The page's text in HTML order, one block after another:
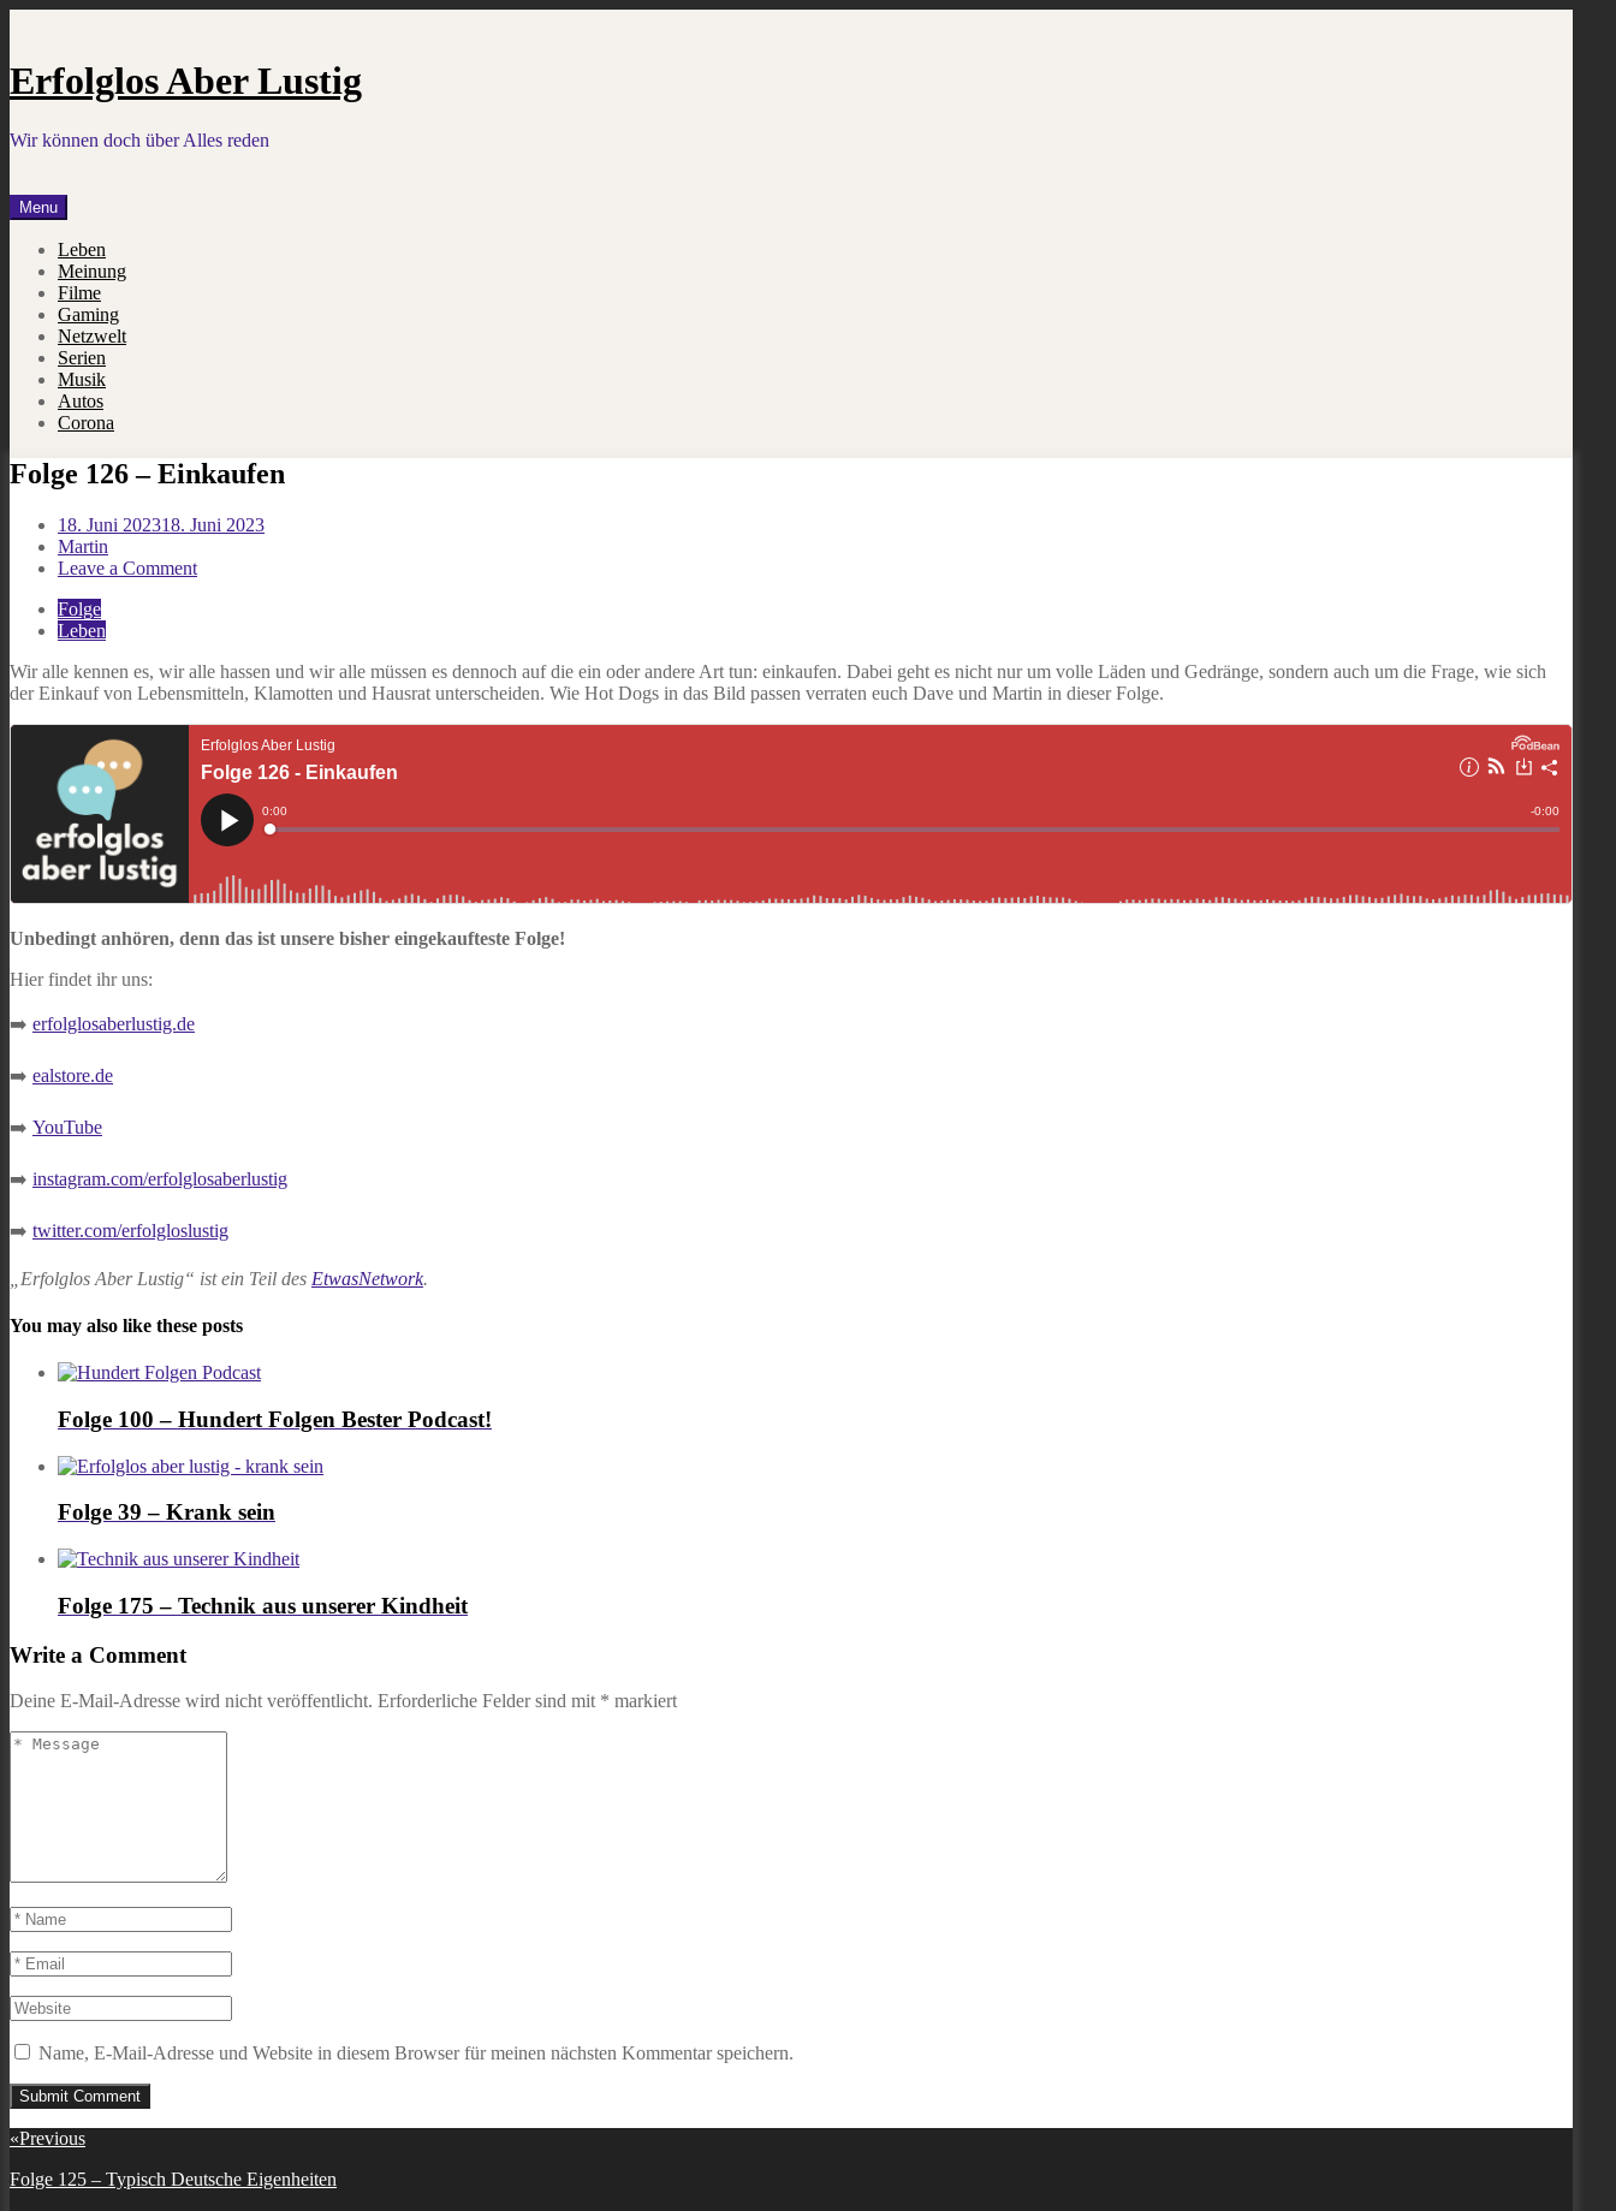
Erfolglos Aber Lustig
Wir können doch über Alles reden
Menu
Leben
Meinung
Filme
Gaming
Netzwelt
Serien
Musik
Autos
Corona
Folge 126 – Einkaufen
18. Juni 202318. Juni 2023
Martin
Leave a Commenton
Folge
Leben
Wir alle kennen es, wir alle hassen und wir alle müssen es dennoch auf die ein oder andere Art tun: einkaufen. Dabei geht es nicht nur um volle Läden und Gedränge, sondern auch um die Frage, wie sich
der Einkauf von Lebensmitteln, Klamotten und Hausrat unterscheiden. Wie Hot Dogs in das Bild passen verraten euch Dave und Martin in dieser Folge.
Unbedingt anhören, denn das ist unsere bisher eingekaufteste Folge!
Hier findet ihr uns:
➡️ erfolglosaberlustig.de
➡️ ealstore.de
➡️ YouTube
➡️ instagram.com/erfolglosaberlustig
➡️ twitter.com/erfolgloslustig
„Erfolglos Aber Lustig“ ist ein Teil des EtwasNetwork.
You may also like these posts
Folge 100 – Hundert Folgen Bester Podcast!
Folge 39 – Krank sein
Folge 175 – Technik aus unserer Kindheit
Write a Comment
Deine E-Mail-Adresse wird nicht veröffentlicht. Erforderliche Felder sind mit * markiert
Name, E-Mail-Adresse und Website in diesem Browser für meinen nächsten Kommentar speichern.
Beitragsnavigation
«Previous
Previous
Folge 125 – Typisch Deutsche Eigenheiten